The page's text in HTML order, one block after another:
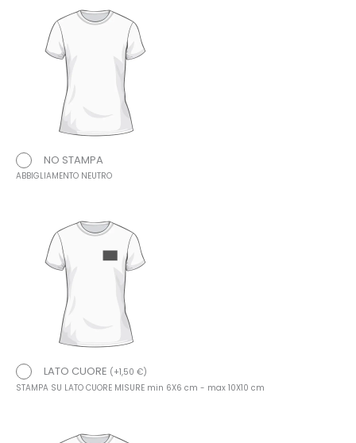
NO STAMPA
ABBIGLIAMENTO NEUTRO
LATO CUORE (+1,50 €)
STAMPA SU LATO CUORE MISURE min 6X6 cm - max 10X10 cm